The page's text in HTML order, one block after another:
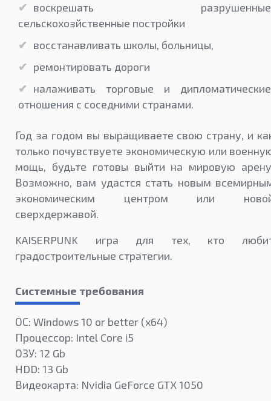
воскрешать разрушенные
сельскохозйственные постройки
восстанавливать школы, больницы,
ремонтировать дороги
налаживать торговые и дипломатические
отношения с соседними странами.
Год за годом вы выращиваете свою страну, и
только почувствуете экономическую или
мощь, будьте готовы выйти на мировую
Возможно, вам удастся стать новым
экономическим центром или
сверхдержавой.
KAISERPUNK игра для тех, кто
градостроительные стратегии.
Системные требования
ОС: Windows 10 or better (х64)
Процессор: Intel Core i5
ОЗУ: 12 Gb
HDD: 13 Gb
Видеокарта: Nvidia GeForce GTX 1050